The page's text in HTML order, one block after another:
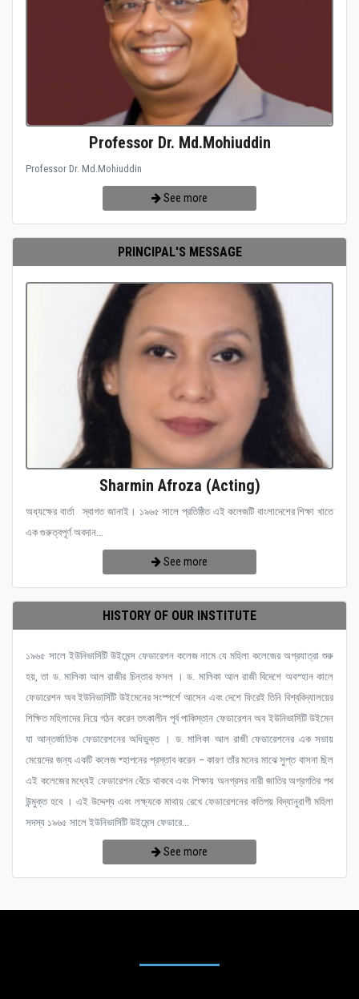
Professor Dr. Md.Mohiuddin
Professor Dr. Md.Mohiuddin
See more
PRINCIPAL'S MESSAGE
Sharmin Afroza (Acting)
অধ্যক্ষের বার্তা স্বাগত জানাই। ১৯৬৫ সালে প্রতিষ্ঠিত এই কলেজটি বাংলাদেশের শিক্ষা খাতে
এক গুরুত্বপূর্ণ অবদান...
See more
HISTORY OF OUR INSTITUTE
১৯৬৫ সালে ইউনিভার্সিটি উইমেন্স ফেডারেশন কলেজ নামে যে মহিলা কলেজের অগ্রযাত্রা শুরু
হয়, তা ড. মালিকা আল রাজীর চিন্তার ফসল । ড. মালিকা আল রাজী বিদেশে অবস্হান কালে
ফেডারেশন অব ইউনিভার্সিটি উইমেনের সংস্পর্শে আসেন এবং দেশে ফিরেই তিনি বিশ্ববিদ্যালয়ের
শিক্ষিত মহিলাদের নিয়ে গঠন করেন তৎকালীন পূর্ব পাকিস্তান ফেডারেশন অব ইউনিভার্সিটি উইমেন
যা আন্তর্জাতিক ফেডারেশনের অধিভুক্ত । ড. মালিকা আল রাজী ফেডারেশনের এক সভায়
মেয়েদের জন্য একটি কলেজ ষ্হাপনের প্রস্তাব করেন – কারণ তাঁর মনের মাঝে সুপ্ত বাসনা ছিল
এই কলেজের মধ্যেই ফেডারেশন বেঁচে থাকবে এবং শিক্ষায় অনগ্রসর নারী জাতির অগ্রগতির পথ
উন্মুক্ত হবে । এই উদ্দেশ্য এবং লক্ষ্যকে মাথায় রেখে ফেডারেশনের কতিপয় বিদ্যানুরাগী মহিলা
সদস্য ১৯৬৫ সালে ইউনিভার্সিটি উইমেন্স ফেডারে...
See more